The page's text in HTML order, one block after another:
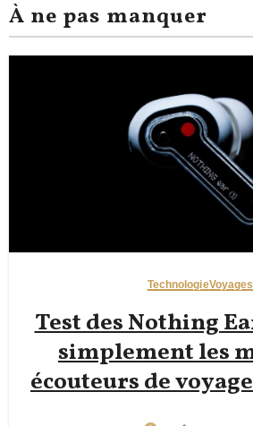
À ne pas manquer
TechnologieVoyages
Test des Nothing
simplement les
écouteurs de